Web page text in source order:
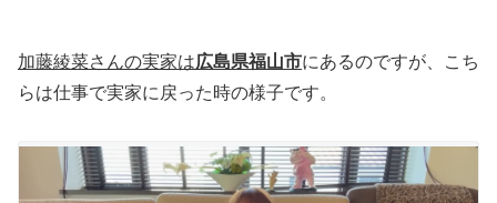
加藤綾菜さんの実家は広島県福山市にあるのですが、こち
らは仕事で実家に戻った時の様子です。